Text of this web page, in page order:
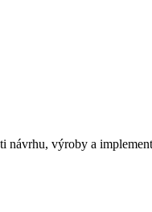
výroby a